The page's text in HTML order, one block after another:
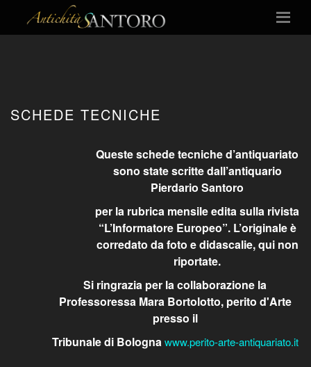
SCHEDE TECNICHE
Queste schede tecniche d’antiquariato
sono state scritte dall’antiquario
Pierdario Santoro
per la rubrica mensile edita sulla rivista
“L’Informatore Europeo”. L’originale è
corredato da foto e didascalie, qui non
riportate.
Si ringrazia per la collaborazione la
Professoressa Mara Bortolotto, perito d'Arte
presso il
Tribunale di Bolognawww.perito-arte-antiquariato.it